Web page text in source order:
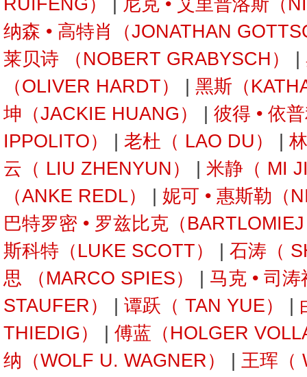
RUIFENG）
尼克 • 艾里普洛斯（
纳森 • 高特肖（JONATHAN
莱贝诗 （NOBERT GRABYSCH）
（OLIVER HARDT）
黑斯（
坤（JACKIE HUANG）
彼得 • 依
IPPOLITO）
老杜（ LAO DU）
云（ LIU ZHENYUN）
米静（ MI
（ANKE REDL）
妮可 • 惠斯勒（
巴特罗密 • 罗兹比克（
斯科特（LUKE SCOTT）
石涛（
思 （MARCO SPIES）
马克 • 司
STAUFER）
谭跃（ TAN YUE）
THIEDIG）
傅蓝（HOLGER
纳（WOLF U. WAGNER）
王珲（